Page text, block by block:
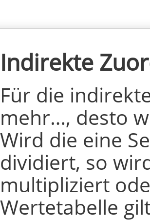
Indirekte
Für die
mehr…, desto
Wird die eine
dividiert, so
multipliziert
Wertetabelle